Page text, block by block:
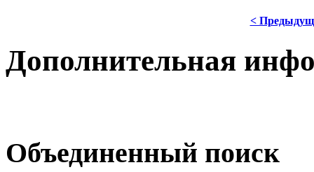
<
Дополнительная
Объединенный поиск